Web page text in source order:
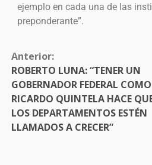
ejemplo en cada una de las
preponderante”.
Anterior:
ROBERTO LUNA: “TENER UN
GOBERNADOR FEDERAL COMO
RICARDO QUINTELA HACE
LOS DEPARTAMENTOS ESTÉN
LLAMADOS A CRECER”